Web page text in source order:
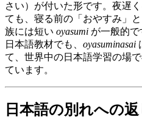
さい）が付いた形です。夜遅
ても、寝る前の「おやすみ」
族には短い oyasumi が一般的
日本語教材でも、 oyasuminasai
て、世界中の日本語学習の場
ています。
日本語の別れへの